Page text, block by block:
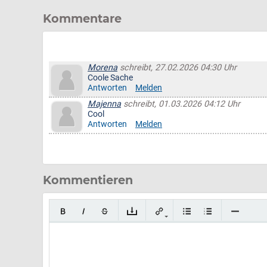
Kommentare
Morena schreibt, 27.02.2026 04:30 Uhr
Coole Sache
Antworten
Melden
Majennaschreibt, 01.03.2026 04:12 Uhr
Cool
Antworten
Melden
Kommentieren